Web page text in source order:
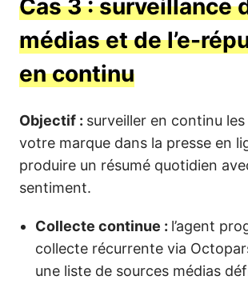
Cas 3 : surveillance
médias et de l’e-
en continu
Objectif : surveiller en continu
votre marque dans la presse en
produire un résumé quotidien
sentiment.
Collecte continue : l’agent
collecte récurrente via
une liste de sources médias